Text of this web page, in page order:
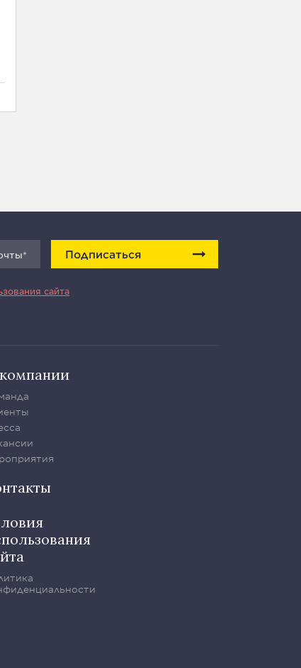
Подписаться
сайта